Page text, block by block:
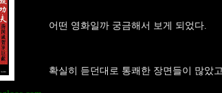
어떤 영화일까 궁금해서 보게 되었다.
확실히 듣던대로 통쾌한 장면들이 많았